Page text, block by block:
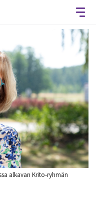
alkavan Krito-ryhmän